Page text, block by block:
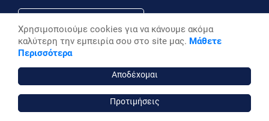
Εγγραφή
Έχοντας ενημερωθεί από την
επιθυμώ να λαμβάνω ενημερωτικά email
Powered by Stonewave
Χρησιμοποιούμε cookies για να κάνουμε ακόμα
καλύτερη την εμπειρία σου στο site μας. Μάθετε
Περισσότερα
Αποδέχομαι
Προτιμήσεις